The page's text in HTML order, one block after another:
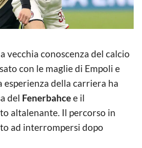
vecchia conoscenza del calcio
con le maglie di Empoli e
esperienza della carriera ha
del Fenerbahcee il
altalenante. Il percorso in
ad interrompersi dopo